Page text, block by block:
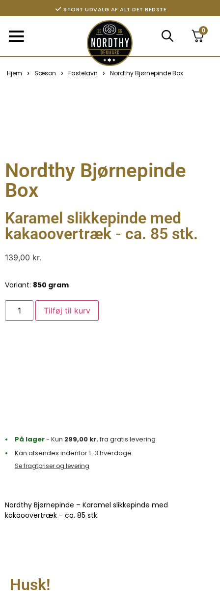
STORT UDVALG AF ALT DET BEDSTE
0
Hjem › Sæson › Fastelavn › Nordthy Bjørnepinde Box
Nordthy Bjørnepinde
Box
Karamel slikkepinde med
kakaoovertræk - ca. 85 stk.
139,00 kr.
Variant: 850 gram
Tilføj til kurv
På lager- Kun 299,00 kr.fra gratis levering
Kan afsendes indenfor 1-3 hverdage
Se fragtpriser og levering
Nordthy Bjørnepinde – Karamel slikkepinde med
kakaoovertræk - ca. 85 stk.
Husk!